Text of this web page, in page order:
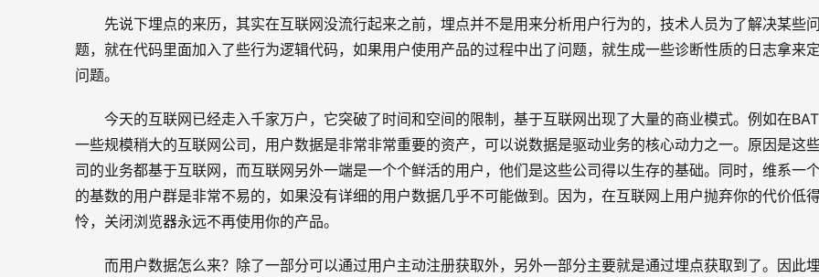
先说下埋点的来历，其实在互联网没流行起来之前，埋点并不是用来分析用户行为的，技术人员为了解决某些问
题，就在代码里面加入了些行为逻辑代码，如果用户使用产品的过程中出了问题，就生成一些诊断性质的日志拿来
问题。
今天的互联网已经走入千家万户，它突破了时间和空间的限制，基于互联网出现了大量的商业模式。例如在
一些规模稍大的互联网公司，用户数据是非常非常重要的资产，可以说数据是驱动业务的核心动力之一。原因是这
司的业务都基于互联网，而互联网另外一端是一个个鲜活的用户，他们是这些公司得以生存的基础。同时，维系一
的基数的用户群是非常不易的，如果没有详细的用户数据几乎不可能做到。因为，在互联网上用户抛弃你的代价低
怜，关闭浏览器永远不再使用你的产品。
而用户数据怎么来？除了一部分可以通过用户主动注册获取外，另外一部分主要就是通过埋点获取到了。因此